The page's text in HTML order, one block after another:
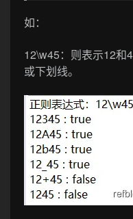
如：
12\w45：则表示12和
或下划线。